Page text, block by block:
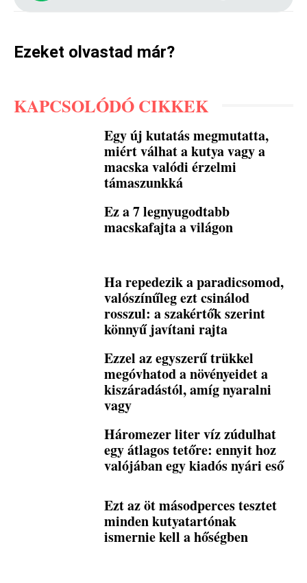
Ezeket olvastad már?
KAPCSOLÓDÓ CIKKEK
Egy új kutatás megmutatta,
miért válhat a kutya vagy a
macska valódi érzelmi
támaszunkká
Ez a 7 legnyugodtabb
macskafajta a világon
Ha repedezik a paradicsomod,
valószínűleg ezt csinálod
rosszul: a szakértők szerint
könnyű javítani rajta
Ezzel az egyszerű trükkel
megóvhatod a növényeidet a
kiszáradástól, amíg nyaralni
vagy
Háromezer liter víz zúdulhat
egy átlagos tetőre: ennyit hoz
valójában egy kiadós nyári eső
Ezt az öt másodperces tesztet
minden kutyatartónak
ismernie kell a hőségben